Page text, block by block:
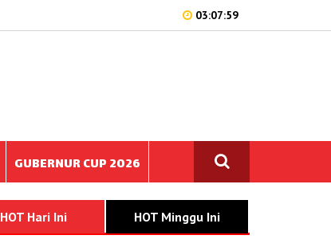
03:07:59
GUBERNUR CUP 2026
HOT Hari Ini HOT Minggu Ini